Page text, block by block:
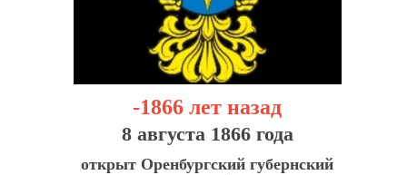
-1866 лет назад
8 августа 1866 года
открыт Оренбургский губернский